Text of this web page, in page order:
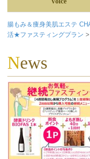
腸もみ＆痩身美肌エステ
活★ファスティングプラン >
News